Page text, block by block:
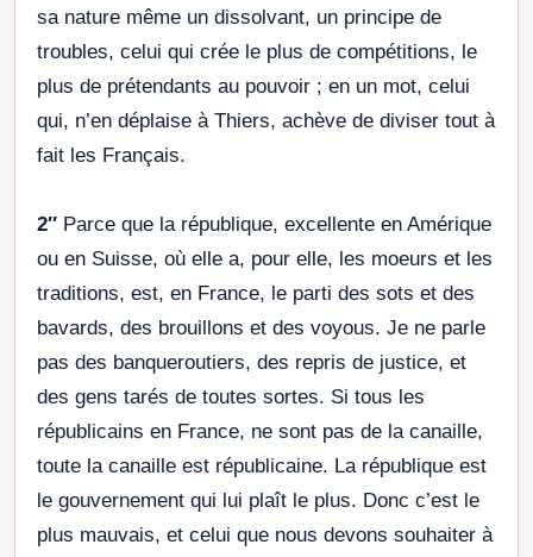
sa nature même un dissolvant, un principe de
troubles, celui qui crée le plus de compétitions, le
plus de prétendants au pouvoir ; en un mot, celui
qui, n’en déplaise à Thiers, achève de diviser tout à
fait les Français.
2″ Parce que la république, excellente en Amérique
ou en Suisse, où elle a, pour elle, les moeurs et les
traditions, est, en France, le parti des sots et des
bavards, des brouillons et des voyous. Je ne parle
pas des banqueroutiers, des repris de justice, et
des gens tarés de toutes sortes. Si tous les
républicains en France, ne sont pas de la canaille,
toute la canaille est républicaine. La république est
le gouvernement qui lui plaît le plus. Donc c’est le
plus mauvais, et celui que nous devons souhaiter à